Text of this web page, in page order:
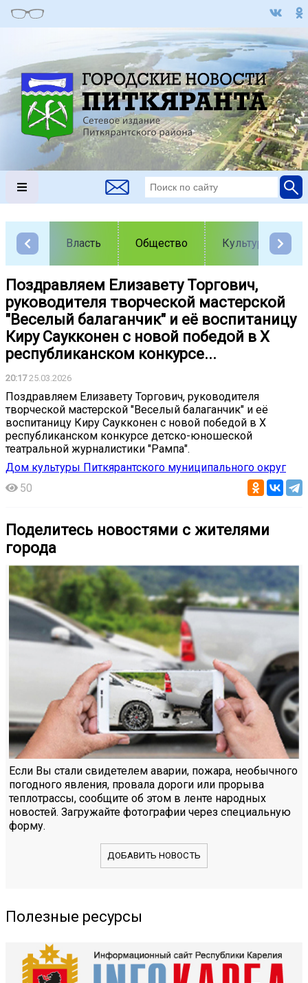
Власть Общество Культура
Поздравляем Елизавету Торгович,
руководителя творческой мастерской
"Веселый балаганчик" и её воспитаницу
Киру Саукконен с новой победой в X
республиканском конкурсе...
20:1725.03.2026
Поздравляем Елизавету Торгович, руководителя
творческой мастерской "Веселый балаганчик" и её
воспитаницу Киру Саукконен с новой победой в X
республиканском конкурсе детско-юношеской
театральной журналистики "Рампа".
Дом культуры Питкярантского муниципального округ
50
Поделитесь новостями с жителями
города
Если Вы стали свидетелем аварии, пожара, необычного
погодного явления, провала дороги или прорыва
теплотрассы, сообщите об этом в ленте народных
новостей. Загружайте фотографии через специальную
форму.
ДОБАВИТЬ НОВОСТЬ
Полезные ресурсы